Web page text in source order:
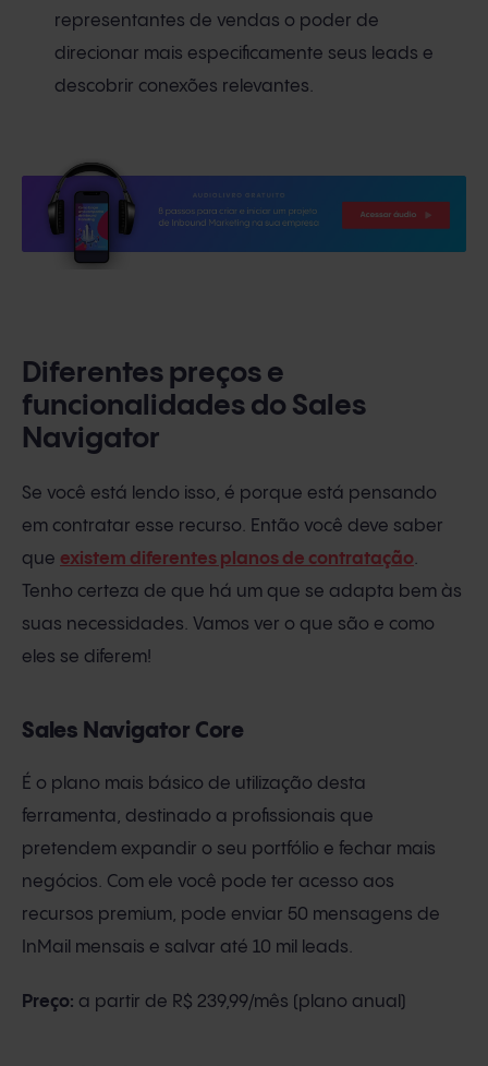
representantes de vendas o poder de
direcionar mais especificamente seus leads e
descobrir conexões relevantes.
Diferentes preços e
funcionalidades do Sales
Navigator
Se você está lendo isso, é porque está pensando
em contratar esse recurso. Então você deve saber
que existem diferentes planos de contratação.
Tenho certeza de que há um que se adapta bem às
suas necessidades. Vamos ver o que são e como
eles se diferem!
Sales Navigator Core
É o plano mais básico de utilização desta
ferramenta, destinado a profissionais que
pretendem expandir o seu portfólio e fechar mais
negócios. Com ele você pode ter acesso aos
recursos premium, pode enviar 50 mensagens de
InMail mensais e salvar até 10 mil leads.
Preço: a partir de R$ 239,99/mês (plano anual)